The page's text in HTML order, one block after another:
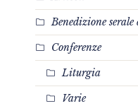
Benedizione
Conferenze
Liturgia
Varie